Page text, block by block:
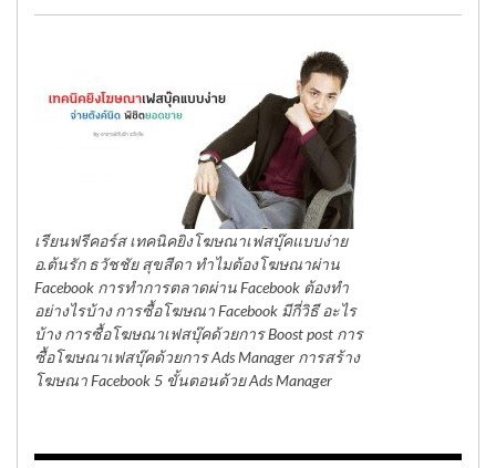
เรียนฟรีคอร์ส เทคนิคยิงโฆษณาเฟสบุ๊คแบบง่าย
อ.ต้นรัก ธวัชชัย สุขสีดา ทำไมต้องโฆษณาผ่าน
Facebook การทำการตลาดผ่าน Facebook ต้องทำ
อย่างไรบ้าง การซื้อโฆษณา Facebook มีกี่วิธี อะไร
บ้าง การซื้อโฆษณาเฟสบุ๊คด้วยการ Boost post การ
ซื้อโฆษณาเฟสบุ๊คด้วยการ Ads Manager การสร้าง
โฆษณา Facebook 5 ขั้นตอนด้วย Ads Manager